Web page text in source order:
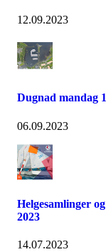
12.09.2023
Dugnad mandag
06.09.2023
Helgesamlinger
2023
14.07.2023